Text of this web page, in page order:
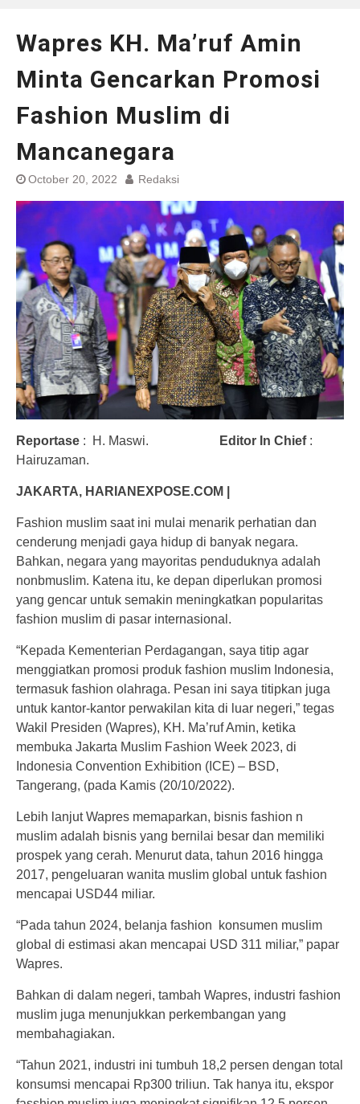
Wapres KH. Ma’ruf Amin
Minta Gencarkan Promosi
Fashion Muslim di
Mancanegara
October 20, 2022 Redaksi
Reportase : H. Maswi. Editor In Chief:
Hairuzaman.
JAKARTA, HARIANEXPOSE.COM |
Fashion muslim saat ini mulai menarik perhatian dan
cenderung menjadi gaya hidup di banyak negara.
Bahkan, negara yang mayoritas penduduknya adalah
nonbmuslim. Katena itu, ke depan diperlukan promosi
yang gencar untuk semakin meningkatkan popularitas
fashion muslim di pasar internasional.
“Kepada Kementerian Perdagangan, saya titip agar
menggiatkan promosi produk fashion muslim Indonesia,
termasuk fashion olahraga. Pesan ini saya titipkan juga
untuk kantor-kantor perwakilan kita di luar negeri,” tegas
Wakil Presiden (Wapres), KH. Ma’ruf Amin, ketika
membuka Jakarta Muslim Fashion Week 2023, di
Indonesia Convention Exhibition (ICE) – BSD,
Tangerang, (pada Kamis (20/10/2022).
Lebih lanjut Wapres memaparkan, bisnis fashion n
muslim adalah bisnis yang bernilai besar dan memiliki
prospek yang cerah. Menurut data, tahun 2016 hingga
2017, pengeluaran wanita muslim global untuk fashion
mencapai USD44 miliar.
“Pada tahun 2024, belanja fashion konsumen muslim
global di estimasi akan mencapai USD 311 miliar,” papar
Wapres.
Bahkan di dalam negeri, tambah Wapres, industri fashion
muslim juga menunjukkan perkembangan yang
membahagiakan.
“Tahun 2021, industri ini tumbuh 18,2 persen dengan total
konsumsi mencapai Rp300 triliun. Tak hanya itu, ekspor